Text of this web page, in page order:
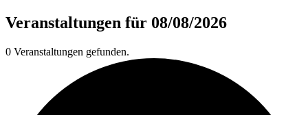
Veranstaltungen für 08/08/2026
0 Veranstaltungen gefunden.